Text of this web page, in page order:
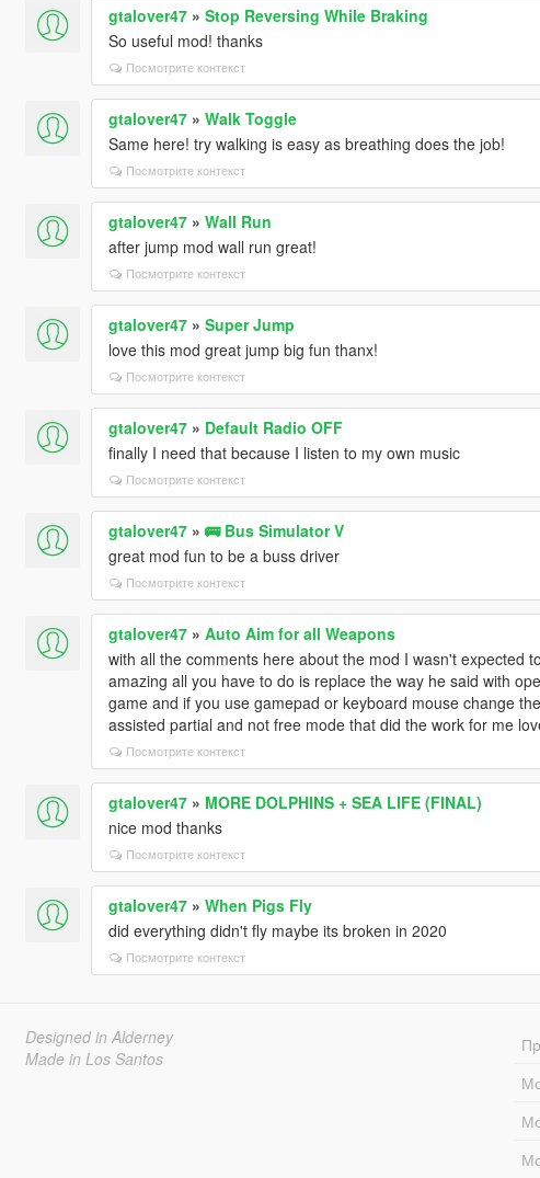
gtalover47» Stop Reversing While Braking
So useful mod! thanks
Посмотрите контекст
gtalover47» Walk Toggle
Same here! try walking is easy as breathing does the job!
Посмотрите контекст
gtalover47» Wall Run
after jump mod wall run great!
Посмотрите контекст
gtalover47» Super Jump
love this mod great jump big fun thanx!
Посмотрите контекст
gtalover47» Default Radio OFF
finally I need that because I listen to my own music
Посмотрите контекст
gtalover47» 🚌 Bus Simulator V
great mod fun to be a buss driver
Посмотрите контекст
gtalover47» Auto Aim for all Weapons
with all the comments here about the mod I wasn't expected
amazing all you have to do is replace the way he said with
game and if you use gamepad or keyboard mouse change
assisted partial and not free mode that did the work for me
Посмотрите контекст
gtalover47» MORE DOLPHINS + SEA LIFE (FINAL)
nice mod thanks
Посмотрите контекст
gtalover47» When Pigs Fly
did everything didn't fly maybe its broken in 2020
Посмотрите контекст
Designed in Alderney
Made in Los Santos